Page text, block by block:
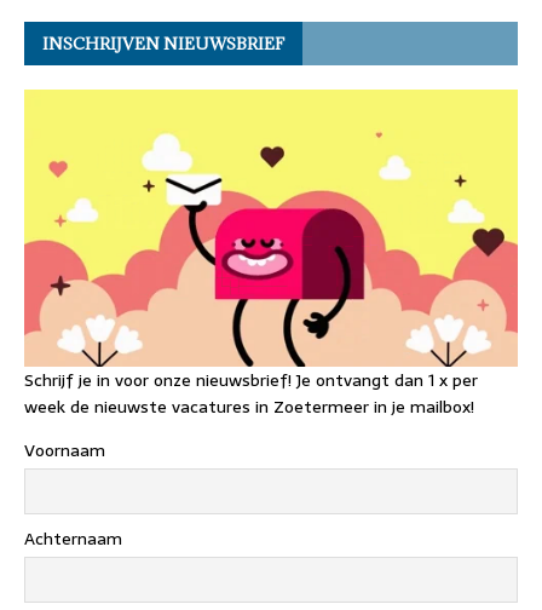
INSCHRIJVEN NIEUWSBRIEF
Schrijf je in voor onze nieuwsbrief! Je ontvangt dan 1 x per
week de nieuwste vacatures in Zoetermeer in je mailbox!
Voornaam
Achternaam